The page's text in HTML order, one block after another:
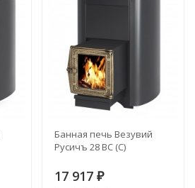
Банная печь Везувий
Русичъ 28 ВС (С)
17 917 ₽